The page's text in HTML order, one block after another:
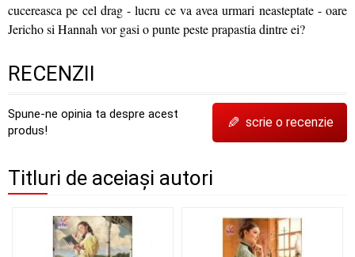
cucereasca pe cel drag - lucru ce va avea urmari neasteptate - oare
Jericho si Hannah vor gasi o punte peste prapastia dintre ei?
RECENZII
Spune-ne opinia ta despre acest
produs!
✎ scrie o recenzie
Titluri de aceiași autori